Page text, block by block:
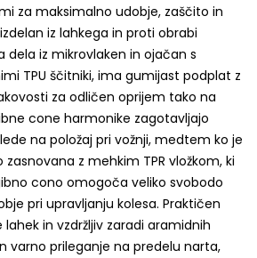
za maksimalno udobje, zaščito in
iz lahkega in proti obrabi
dela iz mikrovlaken in ojačan s
TPU ščitniki, ima gumijast podplat z
za odličen oprijem tako na
cone harmonike zagotavljajo
na položaj pri vožnji, medtem ko je
z mehkim TPR vložkom, ki
cono omogoča veliko svobodo
pri upravljanju kolesa. Praktičen
lahek in vzdržljiv zaradi aramidnih
varno prileganje na predelu narta,